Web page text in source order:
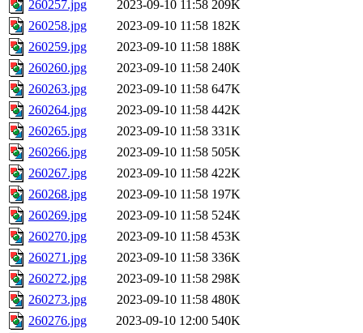
260257.jpg 2023-09-10 11:58 209K
260258.jpg
2023-09-10 11:58 182K
260259.jpg
2023-09-10 11:58 188K
260260.jpg
2023-09-10 11:58 240K
260263.jpg
2023-09-10 11:58 647K
260264.jpg
2023-09-10 11:58 442K
260265.jpg
2023-09-10 11:58 331K
260266.jpg
2023-09-10 11:58 505K
260267.jpg
2023-09-10 11:58 422K
260268.jpg
2023-09-10 11:58 197K
260269.jpg
2023-09-10 11:58 524K
260270.jpg
2023-09-10 11:58 453K
260271.jpg
2023-09-10 11:58 336K
260272.jpg
2023-09-10 11:58 298K
260273.jpg
2023-09-10 11:58 480K
260276.jpg
2023-09-10 12:00 540K